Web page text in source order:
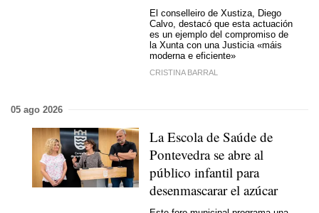
El conselleiro de Xustiza, Diego
Calvo, destacó que esta actuación
es un ejemplo del compromiso de
la Xunta con una Justicia «máis
moderna e eficiente»
CRISTINA BARRAL
05 ago 2026
La Escola de Saúde de
Pontevedra se abre al
público infantil para
desenmascarar el azúcar